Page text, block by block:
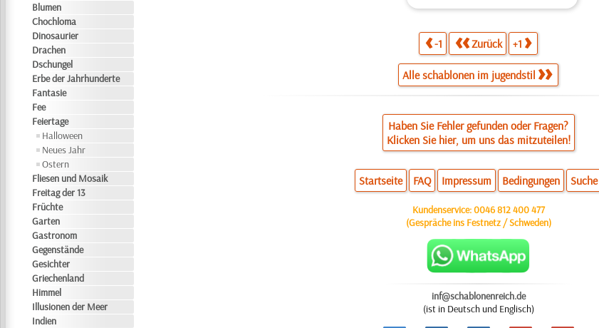
Blumen
Chochloma
Dinosaurier
Drachen
Dschungel
Erbe der Jahrhunderte
Fantasie
Fee
Feiertage
Halloween
Neues Jahr
Ostern
Fliesen und Mosaik
Freitag der 13
Früchte
Garten
Gastronom
Gegenstände
Gesichter
Griechenland
Himmel
Illusionen der Meer
Indien
-1 Zurück +1
Alle schablonen im jugendstil
Haben Sie Fehler gefunden oder Fragen?
Klicken Sie hier, um uns das mitzuteilen!
Startseite FAQ Impressum Bedingungen Suche
Kundenservice:0046 812 400 477
(Gespräche ins Festnetz / Schweden)
inf@schablonenreich.de
(ist in Deutsch und Englisch)